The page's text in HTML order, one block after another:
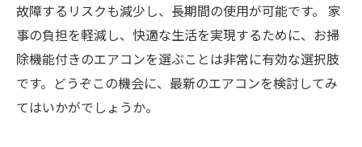
故障するリスクも減少し、長期間の使用が可能です。 家
事の負担を軽減し、快適な生活を実現するために、お掃
除機能付きのエアコンを選ぶことは非常に有効な選択肢
です。どうぞこの機会に、最新のエアコンを検討してみ
てはいかがでしょうか。